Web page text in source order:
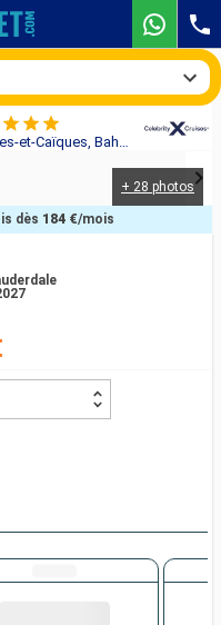
Croisière Celebrity Reflection : Îles Turques-et-Caïques, Bahamas, États-Unis au départ de Fort Lauderdale
+ 28 photos
dès 184 €/mois
Compagnies